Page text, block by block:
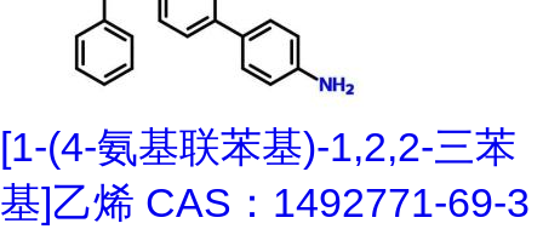
[1-(4-氨基联苯基)-1,2,2-三苯
基]乙烯 CAS：1492771-69-3